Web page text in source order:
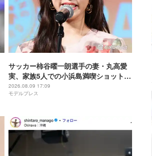
サッカー柿谷曜一朗選手の妻・丸高愛
実、家族5人での小浜島満喫ショット公
開「お揃いのお洋服可愛い」「美男美
女揃い」と反響
2026.08.09 17:09
モデルプレス